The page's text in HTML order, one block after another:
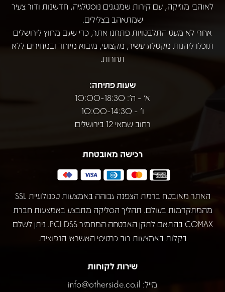
לאוהבי מוזיקה, עם קירות שמנגנים נוסטלגיה, חדשנות ודור צעיר
שמתאהב בצלילים.
אחרי לא מעט התלבטויות פתחנו אתר, כדי שגם מחוץ לירושלים
תוכלו ליהנות מקטלוג עשיר, מקצועי, מיבוא מיוחד ובמחירים ללא
תחרות.
שעות פתיחה:
א' - ה': 10:00-18:30
ו' - 10:00-14:30
רחוב שמאי 12 בירושלים
רכישה מאובטחת
האתר מאובטח ברמת הצפנה גבוהה באמצעות טכנולוגיית SSL
מהמתקדמות בעולם. תהליך הסליקה מתבצע באמצעות חברת
COMAX בהתאם לתקן האבטחה המחמיר PCI DSS. ניתן לשלם
בקלות באמצעות רוב כרטיסי האשראי הנפוצים.
שירות לקוחות
מייל: info@otherside.co.il